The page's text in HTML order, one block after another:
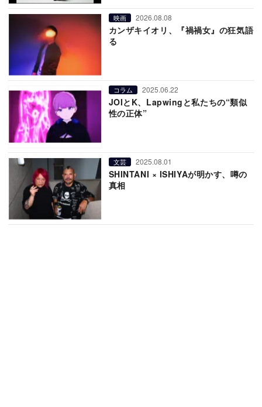
映画 2026.08.08
カンザキイオリ、『禍禍女』の狂気語
る
コラム 2025.06.22
JOIとK、Lapwingと私たちの“類似
性の正体”
文芸 2025.08.01
SHINTANI × ISHIYAが明かす、噂の
真相